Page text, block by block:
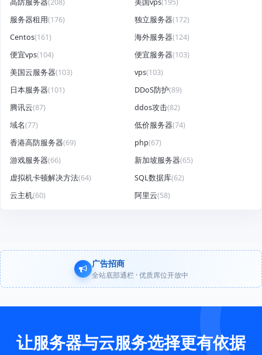
高防服务器(208) 美国vps(195)
服务器租用(176) 独立服务器(172)
Centos(161) 海外服务器(124)
便宜vps(104) 便宜服务器(103)
美国云服务器(103) vps(103)
日本服务器(101) DDoS防护(89)
腾讯云(87) ddos攻击(82)
域名(77) 低价服务器(74)
香港高防服务器(69) php(67)
游戏服务器(66) 新加坡服务器(65)
虚拟机卡顿解决方法(64) SQL数据库(62)
云主机(60) 阿里云(58)
广告招商
全站底部通栏 · 优质席位开放中
让服务器与云服务选择更有依据